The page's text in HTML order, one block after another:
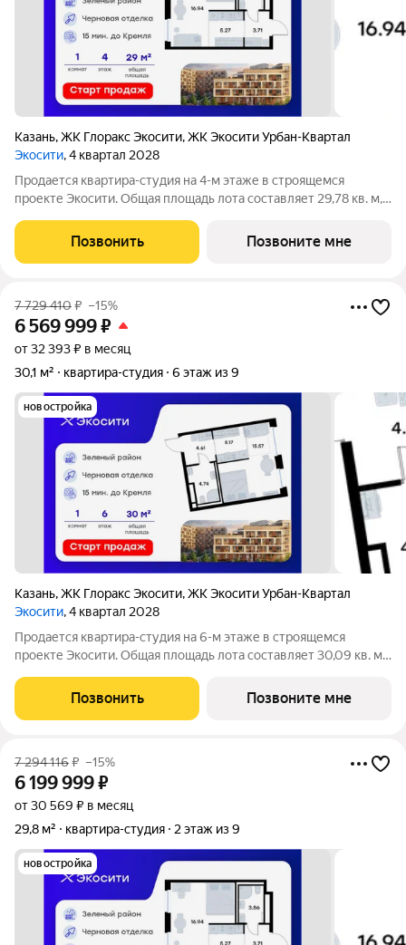
Казань,ЖК Глоракс Экосити,ЖК Экосити Урбан-Квартал
Экосити, 4 квартал 2028
Продается квартира-студия на 4-м этаже в строящемся
проекте Экосити. Общая площадь лота составляет 29,78 кв. м,
кухонную зону. Номер квартиры - 232 Преимущества
квартиры в Урбан-квартале: -
Позвонить Позвоните мне
7 729 410₽ –15%
6 569 999₽
от 32 393 ₽ в месяц
30,1 м²
квартира-студия 6 этаж из 9
новостройка
Казань,ЖК Глоракс Экосити,ЖК Экосити Урбан-Квартал
Экосити, 4 квартал 2028
Продается квартира-студия на 6-м этаже в строящемся
проекте Экосити. Общая площадь лота составляет 30,09 кв. м,
кухонную зону. Номер квартиры - 70 Преимущества квартиры
в Урбан-квартале: -
Позвонить Позвоните мне
7 294 116₽ –15%
6 199 999₽
от 30 569 ₽ в месяц
29,8 м²
квартира-студия 2 этаж из 9
новостройка